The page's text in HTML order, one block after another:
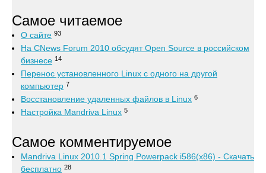
Самое читаемое
О сайте 93
На CNews Forum 2010 обсудят Open Source в российском
бизнесе 14
Перенос установленного Linux с одного на другой
компьютер 7
Восстановление удаленных файлов в Linux 6
Настройка Mandriva Linux 5
Самое комментируемое
Mandriva Linux 2010.1 Spring Powerpack i586(x86) - Скачать
бесплатно 28